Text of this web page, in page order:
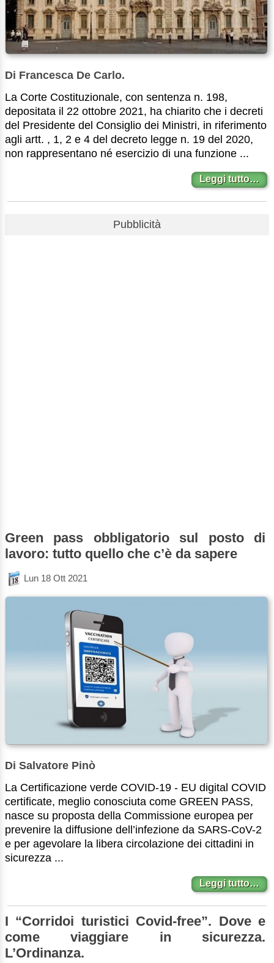
Di Francesca De Carlo.
La Corte Costituzionale, con sentenza n. 198,
depositata il 22 ottobre 2021, ha chiarito che i decreti
del Presidente del Consiglio dei Ministri, in riferimento
agli artt. , 1, 2 e 4 del decreto legge n. 19 del 2020,
non rappresentano né esercizio di una funzione ...
Leggi tutto…
Pubblicità
Green pass obbligatorio sul posto di
lavoro: tutto quello che c’è da sapere
Lun 18 Ott 2021
Di Salvatore Pinò
La Certificazione verde COVID-19 - EU digital COVID
certificate, meglio conosciuta come GREEN PASS,
nasce su proposta della Commissione europea per
prevenire la diffusione dell’infezione da SARS-CoV-2
e per agevolare la libera circolazione dei cittadini in
sicurezza ...
Leggi tutto…
I “Corridoi turistici Covid-free”. Dove e
come viaggiare in sicurezza.
L’Ordinanza.